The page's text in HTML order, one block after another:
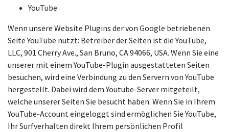
YouTube
Wenn unsere Website Plugins der von Google betriebenen
Seite YouTube nutzt: Betreiber der Seiten ist die YouTube,
LLC, 901 Cherry Ave., San Bruno, CA 94066, USA. Wenn Sie eine
unserer mit einem YouTube-Plugin ausgestatteten Seiten
besuchen, wird eine Verbindung zu den Servern von YouTube
hergestellt. Dabei wird dem Youtube-Server mitgeteilt,
welche unserer Seiten Sie besucht haben. Wenn Sie in Ihrem
YouTube-Account eingeloggt sind ermöglichen Sie YouTube,
Ihr Surfverhalten direkt Ihrem persönlichen Profil